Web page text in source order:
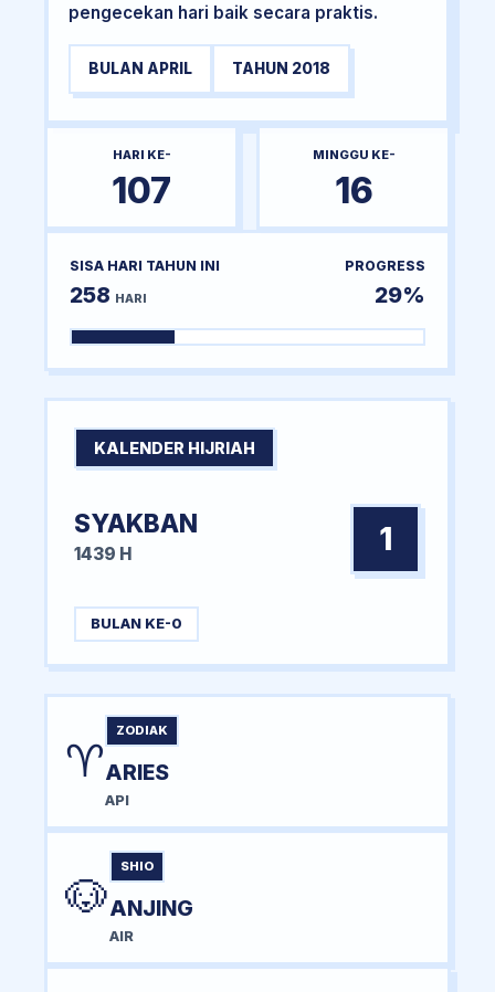
pengecekan hari baik secara praktis.
BULAN APRIL TAHUN 2018
HARI KE-
107
MINGGU KE-
16
SISA HARI TAHUN INI
258 HARI
PROGRESS
29%
KALENDER HIJRIAH
SYAKBAN
1439 H 1
BULAN KE-0
♈
ZODIAK
ARIES
API
🐶
SHIO
ANJING
AIR